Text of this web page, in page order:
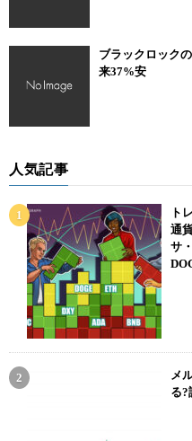
ブラックロック
来37%安
人気記事
ト
通
サ
メ
る?